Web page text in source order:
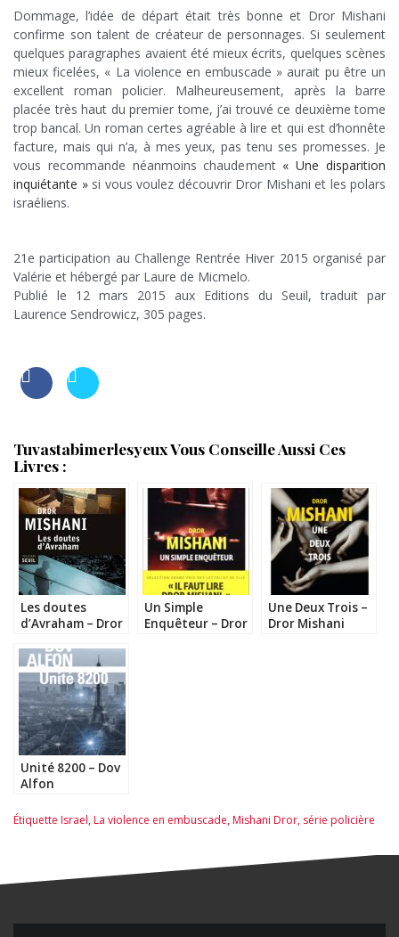
Dommage, l’idée de départ était très bonne et Dror Mishani
confirme son talent de créateur de personnages. Si seulement
quelques paragraphes avaient été mieux écrits, quelques scènes
mieux ficelées, « La violence en embuscade » aurait pu être un
excellent roman policier. Malheureusement, après la barre
placée très haut du premier tome, j’ai trouvé ce deuxième tome
trop bancal. Un roman certes agréable à lire et qui est d’honnête
facture, mais qui n’a, à mes yeux, pas tenu ses promesses. Je
vous recommande néanmoins chaudement « Une disparition
inquiétante »si vous voulez découvrir Dror Mishani et les polars
israéliens.
21e participation au Challenge Rentrée Hiver 2015 organisé par
Valérie et hébergé par Laure de Micmelo.
Publié le 12 mars 2015 aux Editions du Seuil, traduit par
Laurence Sendrowicz, 305 pages.
Tuvastabimerlesyeux Vous Conseille Aussi Ces
Livres :
Les doutes
d’Avraham – Dror
Un Simple
Enquêteur – Dror
Une Deux Trois –
Dror Mishani
Unité 8200 – Dov
Alfon
Étiquette Israel,La violence en embuscade,Mishani Dror, série policière